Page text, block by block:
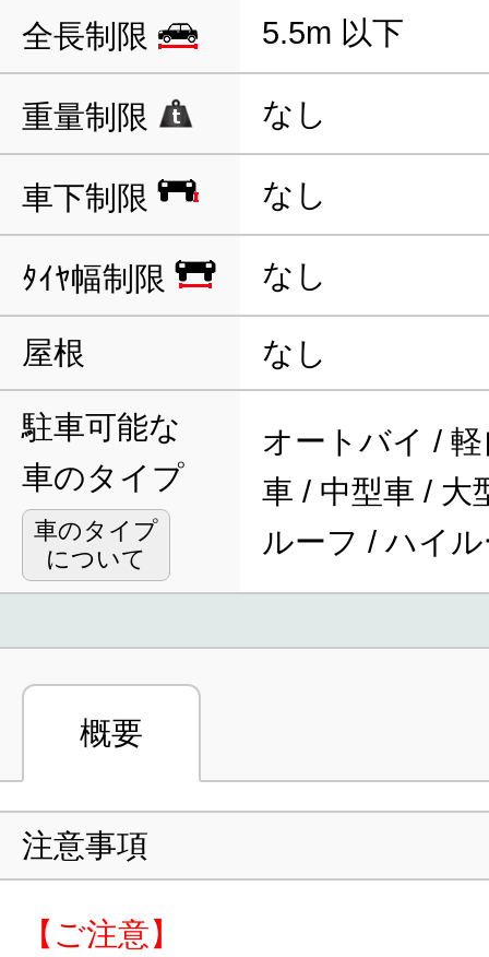
全長制限 5.5m 以下
重量制限 なし
車下制限 なし
ﾀｲﾔ幅制限 なし
屋根 なし
駐車可能な
車のタイプ
車のタイプ
について
オートバイ /
車 / 中型車 / 大
ルーフ / ハイ
概要
注意事項
【ご注意】